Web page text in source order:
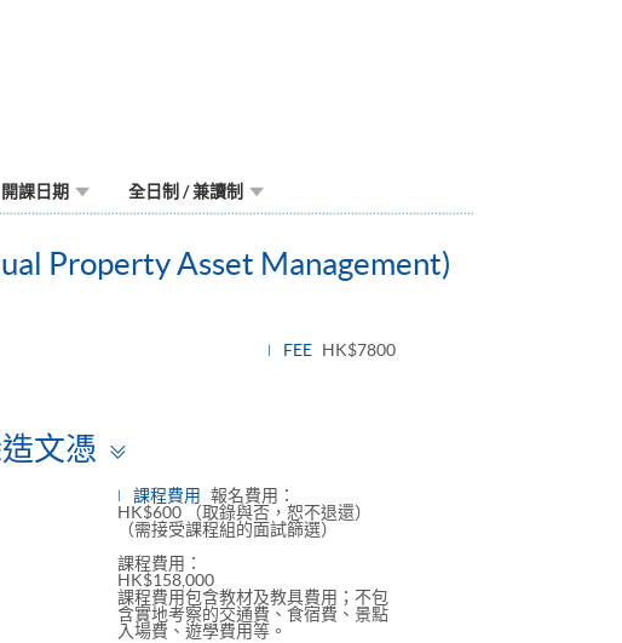
開課日期 全日制 / 兼讀制
Property Asset Management)
FEE HK$7800
文憑
panel
課程費用
報名費用：
HK$600 （取錄與否，恕不退還）
（需接受課程組的面試篩選）
課程費用：
HK$158,000
課程費用包含教材及教具費用；不包
含實地考察的交通費、食宿費、景點
入場費、遊學費用等。